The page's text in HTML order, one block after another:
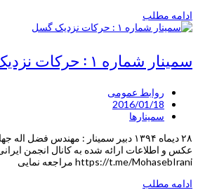
ادامه مطلب
سمینار شماره ۱ : حرکات نزدیک گسل
روابط عمومی
2016/01/18
سمینارها
۲۸ دیماه ۱۳۹۴ دبیر سمینار : مهندس فضل
عکس و اطلاعات ارائه شده به کانال انجمن
https://t.me/MohasebIrani مراجعه نمایی
ادامه مطلب